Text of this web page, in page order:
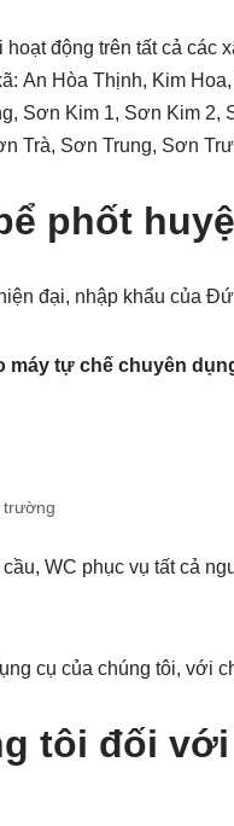
hoạt động trên tất cả
An Hòa Thịnh, Kim
Sơn Kim 1, Sơn Kim
Trà, Sơn Trung, Sơn
phốt
đại, nhập khẩu của
máy tự chế chuyên
trường
WC phục vụ tất cả
cụ của chúng tôi, với
tôi đối